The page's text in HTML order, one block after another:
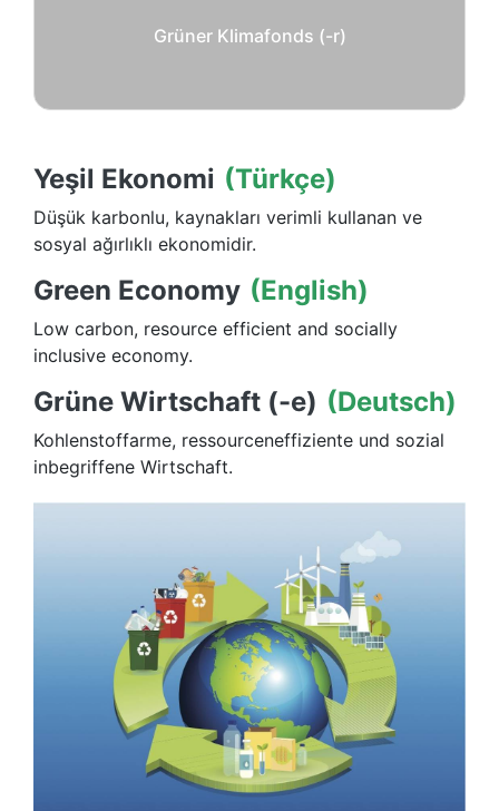
Grüner Klimafonds (-r)
Yeşil Ekonomi (Türkçe)
Düşük karbonlu, kaynakları verimli kullanan ve
sosyal ağırlıklı ekonomidir.
Green Economy (English)
Low carbon, resource efficient and socially
inclusive economy.
Grüne Wirtschaft (-e) (Deutsch)
Kohlenstoffarme, ressourceneffiziente und sozial
inbegriffene Wirtschaft.